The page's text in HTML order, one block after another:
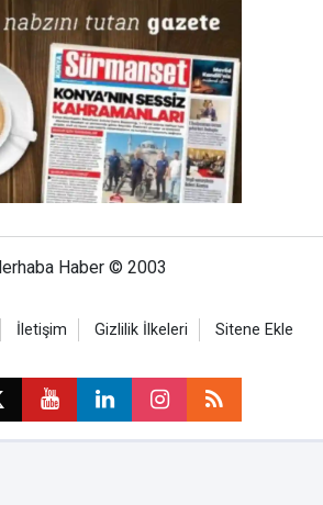
Haber © 2003
İletişim Gizlilik İlkeleri Sitene Ekle